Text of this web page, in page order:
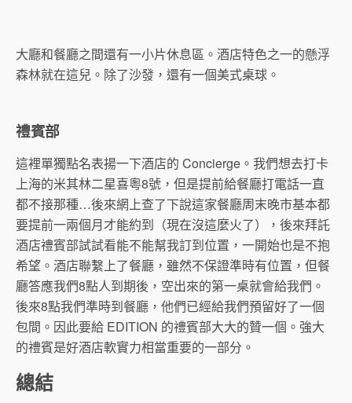
大廳和餐廳之間還有一小片休息區。酒店特色之一的懸浮
森林就在這兒。除了沙發，還有一個美式桌球。
禮賓部
這裡單獨點名表揚一下酒店的 Concierge。我們想去打卡
上海的米其林二星喜粵8號，但是提前給餐廳打電話一直
都不接那種…後來網上查了下說這家餐廳周末晚市基本都
要提前一兩個月才能約到（現在沒這麼火了），後來拜託
酒店禮賓部試試看能不能幫我訂到位置，一開始也是不抱
希望。酒店聯繫上了餐廳，雖然不保證準時有位置，但餐
廳答應我們8點人到期後，空出來的第一桌就會給我們。
後來8點我們準時到餐廳，他們已經給我們預留好了一個
包間。因此要給 EDITION 的禮賓部大大的贊一個。強大
的禮賓是好酒店軟實力相當重要的一部分。
總結